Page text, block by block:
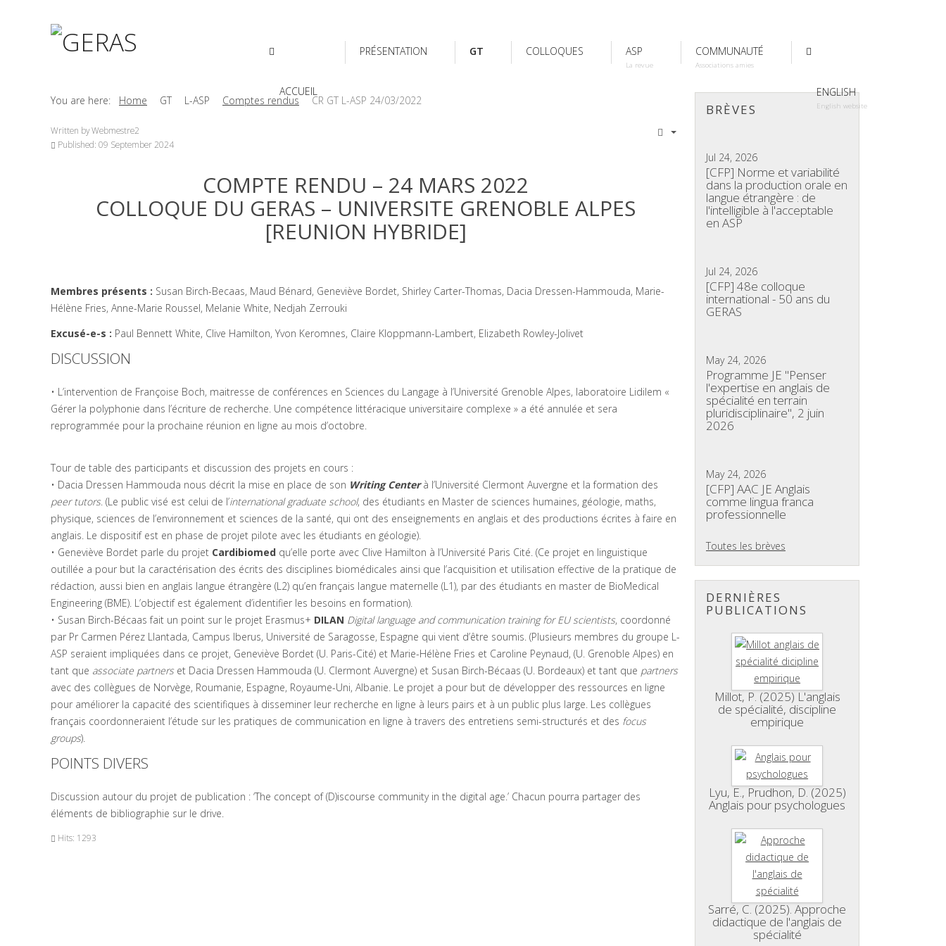
ACCUEIL
PRÉSENTATION GT COLLOQUES ASP
La revue
COMMUNAUTÉ
Associations amies
ENGLISH
English website
You are here: Home GT L-ASP Comptes rendus CR GT L-ASP 24/03/2022
Written byWebmestre2
Published: 09 September 2024
COMPTE RENDU – 24 MARS 2022
COLLOQUE DU GERAS – UNIVERSITE GRENOBLE ALPES
[REUNION HYBRIDE]
Membres présents : Susan Birch-Becaas, Maud Bénard, Geneviève Bordet, Shirley Carter-Thomas, Dacia Dressen-Hammouda, Marie-
Hélène Fries, Anne-Marie Roussel, Melanie White, Nedjah Zerrouki
Excusé-e-s : Paul Bennett White, Clive Hamilton, Yvon Keromnes, Claire Kloppmann-Lambert, Elizabeth Rowley-Jolivet
DISCUSSION
• L’intervention de Françoise Boch, maitresse de conférences en Sciences du Langage à l’Université Grenoble Alpes, laboratoire Lidilem «
Gérer la polyphonie dans l’écriture de recherche. Une compétence littéracique universitaire complexe » a été annulée et sera
reprogrammée pour la prochaine réunion en ligne au mois d’octobre.
Tour de table des participants et discussion des projets en cours :
• Dacia Dressen Hammouda nous décrit la mise en place de son Writing Centerà l’Université Clermont Auvergne et la formation des
peer tutors. (Le public visé est celui de l’international graduate school, des étudiants en Master de sciences humaines, géologie, maths,
physique, sciences de l’environnement et sciences de la santé, qui ont des enseignements en anglais et des productions écrites à faire en
anglais. Le dispositif est en phase de projet pilote avec les étudiants en géologie).
• Geneviève Bordet parle du projet Cardibiomed qu’elle porte avec Clive Hamilton à l’Université Paris Cité. (Ce projet en linguistique
outillée a pour but la caractérisation des écrits des disciplines biomédicales ainsi que l’acquisition et utilisation effective de la pratique de
rédaction, aussi bien en anglais langue étrangère (L2) qu’en français langue maternelle (L1), par des étudiants en master de BioMedical
Engineering (BME). L’objectif est également d’identifier les besoins en formation).
• Susan Birch-Bécaas fait un point sur le projet Erasmus+ DILAN Digital language and communication training for EU scientists, coordonné
par Pr Carmen Pérez Llantada, Campus Iberus, Université de Saragosse, Espagne qui vient d’être soumis. (Plusieurs membres du groupe L-
ASP seraient impliquées dans ce projet, Geneviève Bordet (U. Paris-Cité) et Marie-Hélène Fries et Caroline Peynaud, (U. Grenoble Alpes) en
tant que associate partners et Dacia Dressen Hammouda (U. Clermont Auvergne) et Susan Birch-Bécaas (U. Bordeaux) et tant que partners
avec des collègues de Norvège, Roumanie, Espagne, Royaume-Uni, Albanie. Le projet a pour but de développer des ressources en ligne
pour améliorer la capacité des scientifiques à disseminer leur recherche en ligne à leurs pairs et à un public plus large. Les collègues
français coordonneraient l’étude sur les pratiques de communication en ligne à travers des entretiens semi-structurés et des focus
groups).
POINTS DIVERS
Discussion autour du projet de publication : ‘The concept of (D)iscourse community in the digital age.’ Chacun pourra partager des
éléments de bibliographie sur le drive.
Hits: 1293
BRÈVES
Jul 24, 2026
[CFP] Norme et variabilité
dans la production orale en
langue étrangère : de
l'intelligible à l'acceptable
en ASP
Jul 24, 2026
[CFP] 48e colloque
international - 50 ans du
GERAS
May 24, 2026
Programme JE "Penser
l'expertise en anglais de
spécialité en terrain
pluridisciplinaire", 2 juin
2026
May 24, 2026
[CFP] AAC JE Anglais
comme lingua franca
professionnelle
Toutes les brèves
DERNIÈRES
PUBLICATIONS
Millot, P. (2025) L'anglais
de spécialité, discipline
empirique
Lyu, E., Prudhon, D. (2025)
Anglais pour psychologues
Sarré, C. (2025). Approche
didactique de l'anglais de
spécialité